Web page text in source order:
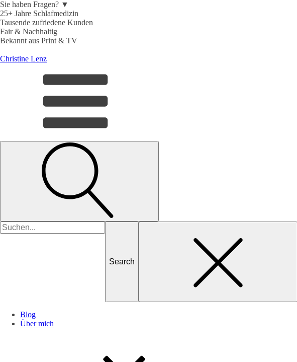
Sie haben Fragen? ▼
25+ Jahre Schlafmedizin
Tausende zufriedene Kunden
Fair & Nachhaltig
Bekannt aus Print & TV
Christine Lenz
Search
for
Blog
Über mich